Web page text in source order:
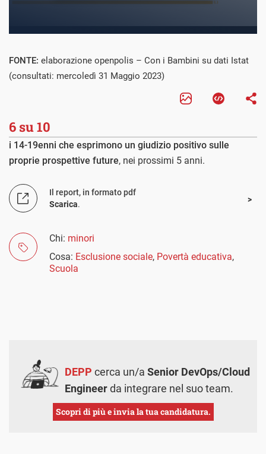
FONTE: elaborazione openpolis – Con i Bambini su dati Istat
(consultati: mercoledì 31 Maggio 2023)
6 su 10
i 14-19enni che esprimono un giudizio positivo sulle
proprie prospettive future, nei prossimi 5 anni.
Il report, in formato pdf
Scarica.
Chi: minori
Cosa: Esclusione sociale, Povertà educativa,
Scuola
DEPP cerca un/a Senior DevOps/Cloud
Engineerda integrare nel suo team.
Scopri di più e invia la tua candidatura.